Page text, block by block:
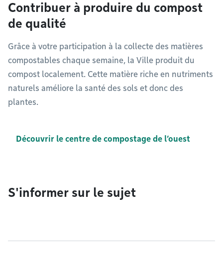
Contribuer à produire du compost
de qualité
Grâce à votre participation à la collecte des matières
compostables chaque semaine, la Ville produit du
compost localement. Cette matière riche en nutriments
naturels améliore la santé des sols et donc des
plantes.
Découvrir le centre de compostage de l’ouest
S'informer sur le sujet